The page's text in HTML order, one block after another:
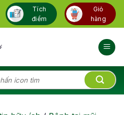
Tích
điểm
Giỏ
hàng